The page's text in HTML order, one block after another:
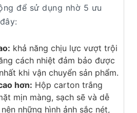
để sử dụng nhờ 5 ưu
khả năng chịu lực vượt trội
cách nhiệt đảm bảo được
khi vận chuyển sản phẩm.
hơn: Hộp carton trắng
mịn màng, sạch sẽ và dễ
những hình ảnh sắc nét,